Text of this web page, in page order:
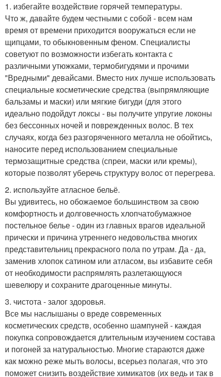
1. избегайте воздействие горячей температуры.
Что ж, давайте будем честными с собой - всем нам
время от времени приходится вооружаться если не
щипцами, то обыкновенным феном. Специалисты
советуют по возможности избегать контакта с
различными утюжками, термобигудями и прочими
"Вредными" девайсами. Вместо них лучше использовать
специальные косметические средства (выпрямляющие
бальзамы и маски) или мягкие бигуди (для этого
идеально подойдут локсы - вы получите упругие локоны
без бессонных ночей и поврежденных волос. В тех
случаях, когда без разгоряченного металла не обойтись,
наносите перед использованием специальные
термозащитные средства (спреи, маски или кремы),
которые позволят уберечь структуру волос от перегрева.
2. используйте атласное бельё.
Вы удивитесь, но обожаемое большинством за свою
комфортность и долговечность хлопчатобумажное
постельное белье - один из главных врагов идеальной
прически и причина утреннего недовольства многих
представительниц прекрасного пола по утрам. Да - да,
заменив хлопок сатином или атласом, вы избавите себя
от необходимости распрямлять разлетающуюся
шевелюру и сохраните драгоценные минуты.
3. чистота - залог здоровья.
Все мы наслышаны о вреде современных
косметических средств, особенно шампуней - каждая
покупка сопровождается длительным изучением состава
и погоней за натуральностью. Многие стараются даже
как можно реже мыть волосы, всерьез полагая, что это
поможет снизить воздействие химикатов (их ведь и так в